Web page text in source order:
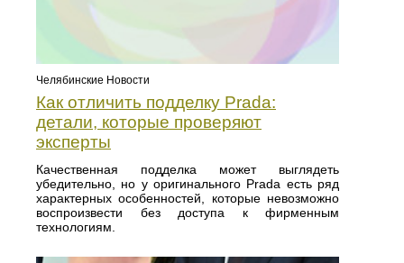
Челябинские Новости
Как отличить подделку Prada:
детали, которые проверяют
эксперты
Качественная подделка может выглядеть
убедительно, но у оригинального Prada есть ряд
характерных особенностей, которые невозможно
воспроизвести без доступа к фирменным
технологиям.